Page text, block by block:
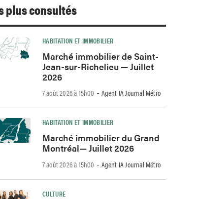
plus consultés
HABITATION ET IMMOBILIER
Marché immobilier de Saint-
Jean-sur-Richelieu — Juillet
2026
7 août 2026 à 15h00 -Agent IA Journal Métro
HABITATION ET IMMOBILIER
Marché immobilier du Grand
Montréal— Juillet 2026
7 août 2026 à 15h00 -Agent IA Journal Métro
CULTURE